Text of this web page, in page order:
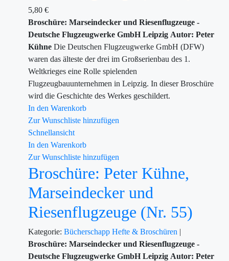
5,80 €
Broschüre: Marseindecker und Riesenflugzeuge -
Deutsche Flugzeugwerke GmbH Leipzig Autor: Peter
Kühne Die Deutschen Flugzeugwerke GmbH (DFW)
waren das älteste der drei im Großserienbau des 1.
Weltkrieges eine Rolle spielenden
Flugzeugbauunternehmen in Leipzig. In dieser Broschüre
wird die Geschichte des Werkes geschildert.
In den Warenkorb
Zur Wunschliste hinzufügen
Schnellansicht
In den Warenkorb
Zur Wunschliste hinzufügen
Broschüre: Peter Kühne,
Marseindecker und
Riesenflugzeuge (Nr. 55)
Kategorie: Bücherschapp Hefte & Broschüren |
Broschüre: Marseindecker und Riesenflugzeuge -
Deutsche Flugzeugwerke GmbH Leipzig Autor: Peter